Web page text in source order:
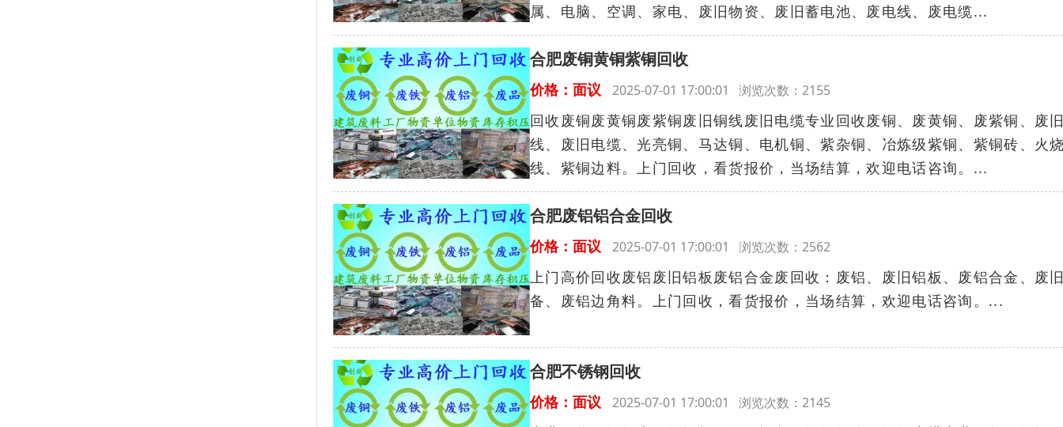
属、电脑、空调、家电、废旧物资、废旧蓄电池、废电线、废电缆...
合肥废铜黄铜紫铜回收
价格：面议 2025-07-01 17:00:01 浏览次数：2155
回收废铜废黄铜废紫铜废旧铜线废旧电缆专业回收废铜、废黄铜、废紫铜、废
线、废旧电缆、光亮铜、马达铜、电机铜、紫杂铜、冶炼级紫铜、紫铜砖、火
线、紫铜边料。上门回收，看货报价，当场结算，欢迎电话咨询。...
合肥废铝铝合金回收
价格：面议 2025-07-01 17:00:01 浏览次数：2562
上门高价回收废铝废旧铝板废铝合金废回收：废铝、废旧铝板、废铝合金、废
备、废铝边角料。上门回收，看货报价，当场结算，欢迎电话咨询。...
合肥不锈钢回收
价格：面议 2025-07-01 17:00:01 浏览次数：2145